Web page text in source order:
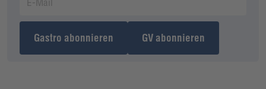
Gastro abonnieren GV abonnieren